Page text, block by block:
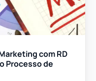
com RD
Processo de